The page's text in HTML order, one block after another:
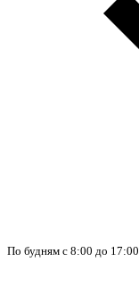
По будням с 8:00 до 17:00